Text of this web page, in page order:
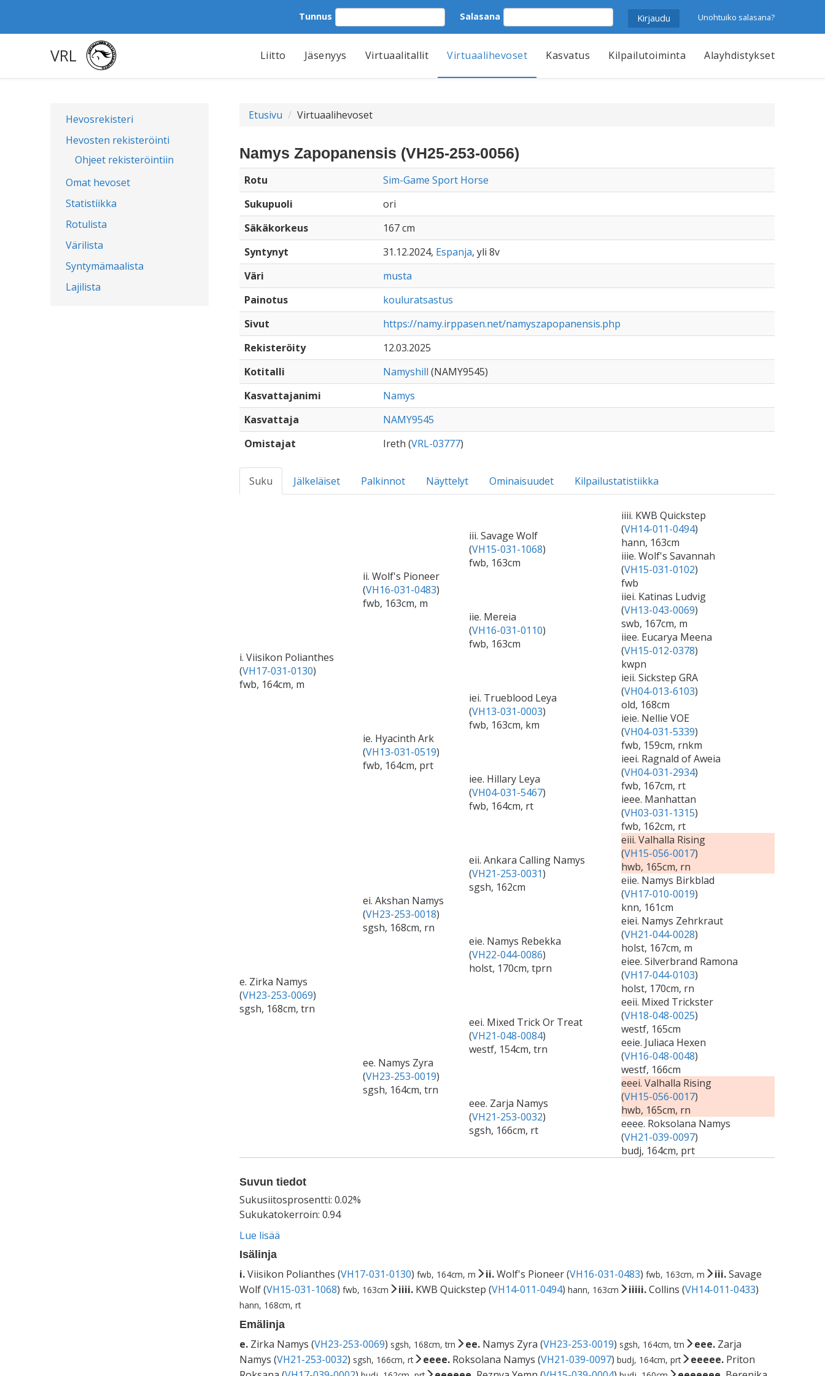
Tunnus Salasana Unohtuiko salasana?
VRL Liitto Jäsenyys Virtuaalitallit Virtuaalihevoset Kasvatus Kilpailutoiminta Alayhdistykset
Hevosrekisteri
Hevosten rekisteröinti
Ohjeet rekisteröintiin
Omat hevoset
Statistiikka
Rotulista
Värilista
Syntymämaalista
Lajilista
Etusivu Virtuaalihevoset
Namys Zapopanensis (VH25-253-0056)
Rotu
Sim-Game Sport Horse
Sukupuoli
ori
Säkäkorkeus
167 cm
Syntynyt
31.12.2024, Espanja, yli 8v
Väri
musta
Painotus
kouluratsastus
Sivut
https://namy.irppasen.net/namyszapopanensis.php
Rekisteröity
12.03.2025
Kotitalli
Namyshill (NAMY9545)
Kasvattajanimi
Namys
Kasvattaja
NAMY9545
Omistajat
Ireth (VRL-03777)
Suku Jälkeläiset Palkinnot Näyttelyt Ominaisuudet Kilpailustatistiikka
i. Viisikon Polianthes
(VH17-031-0130)
fwb, 164cm, m
ii. Wolf's Pioneer
(VH16-031-0483)
fwb, 163cm, m
iii. Savage Wolf
(VH15-031-1068)
fwb, 163cm
iiii. KWB Quickstep
(VH14-011-0494)
hann, 163cm
iiie. Wolf's Savannah
(VH15-031-0102)
fwb
iie. Mereia
(VH16-031-0110)
fwb, 163cm
iiei. Katinas Ludvig
(VH13-043-0069)
swb, 167cm, m
iiee. Eucarya Meena
(VH15-012-0378)
kwpn
ie. Hyacinth Ark
(VH13-031-0519)
fwb, 164cm, prt
iei. Trueblood Leya
(VH13-031-0003)
fwb, 163cm, km
ieii. Sickstep GRA
(VH04-013-6103)
old, 168cm
ieie. Nellie VOE
(VH04-031-5339)
fwb, 159cm, rnkm
iee. Hillary Leya
(VH04-031-5467)
fwb, 164cm, rt
ieei. Ragnald of Aweia
(VH04-031-2934)
fwb, 167cm, rt
ieee. Manhattan
(VH03-031-1315)
fwb, 162cm, rt
e. Zirka Namys
(VH23-253-0069)
sgsh, 168cm, trn
ei. Akshan Namys
(VH23-253-0018)
sgsh, 168cm, rn
eii. Ankara Calling Namys
(VH21-253-0031)
sgsh, 162cm
eiii. Valhalla Rising
(VH15-056-0017)
hwb, 165cm, rn
eiie. Namys Birkblad
(VH17-010-0019)
knn, 161cm
eie. Namys Rebekka
(VH22-044-0086)
holst, 170cm, tprn
eiei. Namys Zehrkraut
(VH21-044-0028)
holst, 167cm, m
eiee. Silverbrand Ramona
(VH17-044-0103)
holst, 170cm, rn
ee. Namys Zyra
(VH23-253-0019)
sgsh, 164cm, trn
eei. Mixed Trick Or Treat
(VH21-048-0084)
westf, 154cm, trn
eeii. Mixed Trickster
(VH18-048-0025)
westf, 165cm
eeie. Juliaca Hexen
(VH16-048-0048)
westf, 166cm
eee. Zarja Namys
(VH21-253-0032)
sgsh, 166cm, rt
eeei. Valhalla Rising
(VH15-056-0017)
hwb, 165cm, rn
eeee. Roksolana Namys
(VH21-039-0097)
budj, 164cm, prt
Suvun tiedot
Sukusiitosprosentti: 0.02%
Sukukatokerroin: 0.94
Lue lisää
Isälinja
i.Viisikon Polianthes (VH17-031-0130) fwb, 164cm, m ii.Wolf's Pioneer (VH16-031-0483) fwb, 163cm, m iii.Savage
Wolf (VH15-031-1068) fwb, 163cm iiii. KWB Quickstep (VH14-011-0494) hann, 163cm iiiii.Collins (VH14-011-0433)
hann, 168cm, rt
Emälinja
e. Zirka Namys (VH23-253-0069) sgsh, 168cm, trn ee. Namys Zyra (VH23-253-0019) sgsh, 164cm, trn eee. Zarja
Namys (VH21-253-0032) sgsh, 166cm, rt eeee. Roksolana Namys (VH21-039-0097) budj, 164cm, prt eeeee. Priton